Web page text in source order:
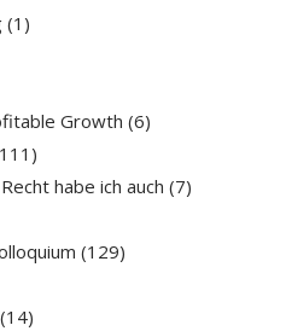
(1)
Growth (6)
habe ich auch (7)
(129)
(14)